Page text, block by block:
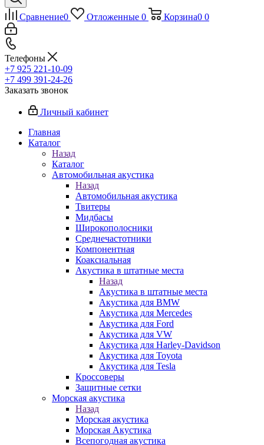
Сравнение0 Отложенные 0 Корзина0 0
Телефоны
+7 925 221-10-09
+7 499 391-24-26
Заказать звонок
Личный кабинет
Главная
Каталог
Назад
Каталог
Автомобильная акустика
Назад
Автомобильная акустика
Твитеры
Мидбасы
Широкополосники
Среднечастотники
Компонентная
Коаксиальная
Акустика в штатные места
Назад
Акустика в штатные места
Акустика для BMW
Акустика для Mercedes
Акустика для Ford
Акустика для VW
Акустика для Harley-Davidson
Акустика для Toyota
Акустика для Tesla
Кроссоверы
Защитные сетки
Морская акустика
Назад
Морская акустика
Морская Акустика
Всепогодная акустика